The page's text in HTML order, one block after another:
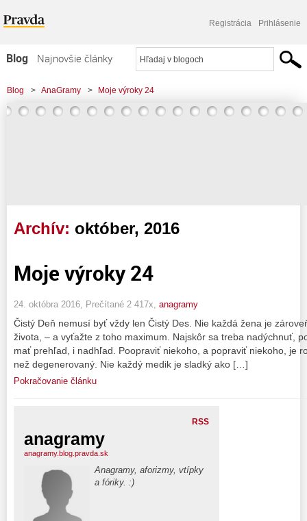
Registrácia Prihlásenie
Blog
Najnovšie články
Najčítanejšie články
Najkomentovanejšie články
Blog > AnaGramy > Moje výroky 24
Archív: október, 2016
Moje výroky 24
24. októbra 2016, Prečítané 2 417x, anagramy
Čistý Deň nemusí byť vždy len Čistý Des. Nie každá žena je
života, – a vyťažte z toho maximum. Najskôr sa treba nadýchnuť,
mať prehľad, i nadhľad. Poopraviť niekoho, a popraviť niekoho, je
než degenerovaný. Nie každý medik je sladký ako […]
Pokračovanie článku
RSS
anagramy
anagramy.blog.pravda.sk
Anagramy, aforizmy, vtípky
a fóriky. :)